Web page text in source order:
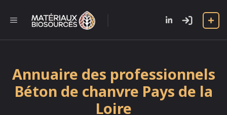
contenu
MENU
Annuaire des professionnels
Béton de chanvre Pays de la
Loire